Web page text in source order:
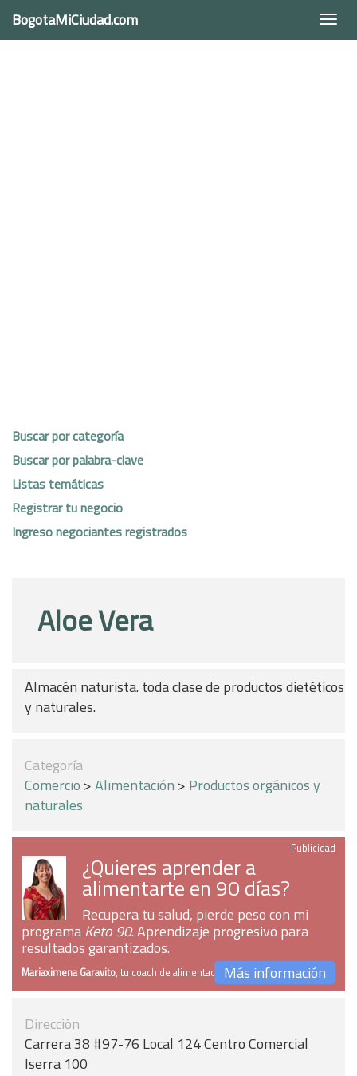
BogotaMiCiudad.com
Buscar por categoría
Buscar por palabra-clave
Listas temáticas
Registrar tu negocio
Ingreso negociantes registrados
Aloe Vera
Almacén naturista. toda clase de productos dietéticos
y naturales.
Categoría
Comercio >Alimentación > Productos orgánicos y
naturales
Publicidad
¿Quieres aprender a
alimentarte en 90 días?
Recupera tu salud, pierde peso con mi
programaKeto 90. Aprendizaje progresivo para
resultados garantizados.
Mariaximena Garavito, tu coach de alimentaciónMás información
Dirección
Carrera 38 #97-76 Local 124 Centro Comercial
Iserra 100